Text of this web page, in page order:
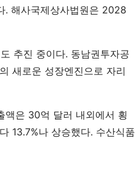
. 해사국제상사법원은 2028
추진 중이다. 동남권투자공
새로운 성장엔진으로 자리
액은 30억 달러 내외에서 횡
13.7%나 상승했다. 수산식품